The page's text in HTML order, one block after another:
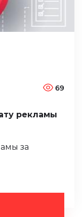
69
рекламы
за